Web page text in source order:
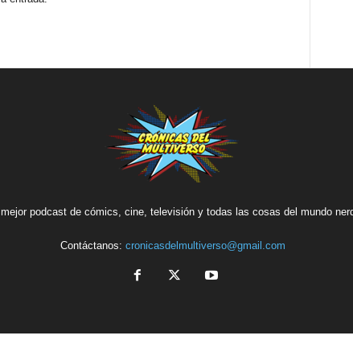
podcast de cómics, cine, televisión y todas las cosas del mundo
Contáctanos: cronicasdelmultiverso@gmail.com